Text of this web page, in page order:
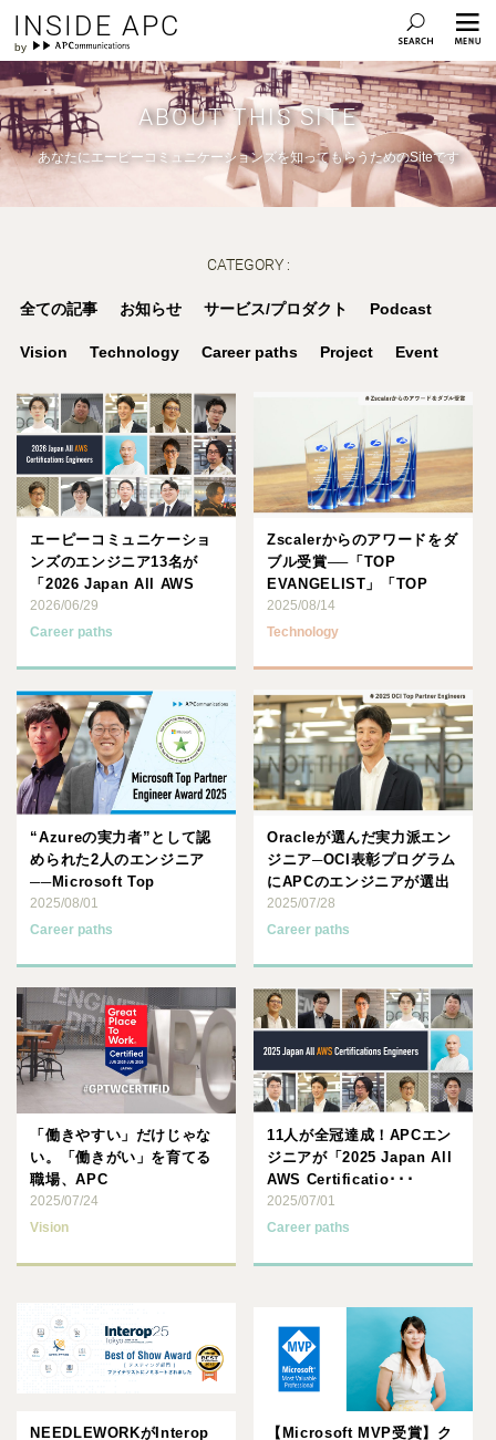
INSIDE APC
ABOUT THIS SITE
あなたにエーピーコミュニケーションズを知ってもらうためのSiteです
CATEGORY :
全ての記事 お知らせ サービス/プロダクト Podcast
Vision Technology Career paths Project Event
エーピーコミュニケーショ
ンズのエンジニア13名が
「2026 Japan All AWS
Certif･･･
2026/06/29
Career paths
Zscalerからのアワードをダ
ブル受賞──「TOP
EVANGELIST」「TOP
SALES E･･･
2025/08/14
Technology
“Azureの実力者”として認
められた2人のエンジニア
──Microsoft Top
Partner･･･
2025/08/01
Career paths
Oracleが選んだ実力派エン
ジニア─OCI表彰プログラム
にAPCのエンジニアが選出
されました
2025/07/28
Career paths
「働きやすい」だけじゃな
い。「働きがい」を育てる
職場、APC
2025/07/24
Vision
11人が全冠達成！APCエン
ジニアが「2025 Japan All
AWS Certificatio･･･
2025/07/01
Career paths
NEEDLEWORKがInterop
【Microsoft MVP受賞】ク